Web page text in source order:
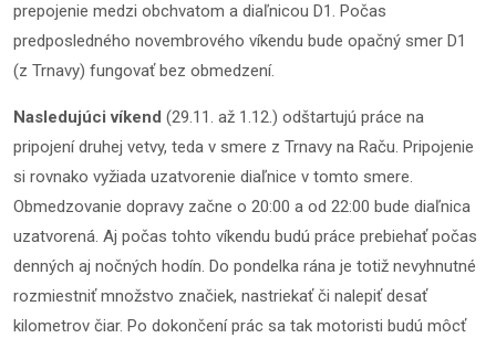
prepojenie medzi obchvatom a diaľnicou D1. Počas
predposledného novembrového víkendu bude opačný smer D1
(z Trnavy) fungovať bez obmedzení.
Nasledujúci víkend (29.11. až 1.12.) odštartujú práce na
pripojení druhej vetvy, teda v smere z Trnavy na Raču. Pripojenie
si rovnako vyžiada uzatvorenie diaľnice v tomto smere.
Obmedzovanie dopravy začne o 20:00 a od 22:00 bude diaľnica
uzatvorená. Aj počas tohto víkendu budú práce prebiehať počas
denných aj nočných hodín. Do pondelka rána je totiž nevyhnutné
rozmiestniť množstvo značiek, nastriekať či nalepiť desať
kilometrov čiar. Po dokončení prác sa tak motoristi budú môcť